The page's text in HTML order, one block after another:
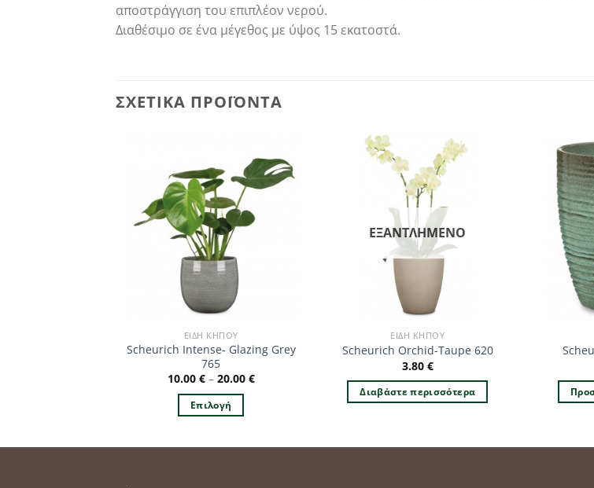
αποστράγγιση του επιπλέον νερού.
Διαθέσιμο σε ένα μέγεθος με ύψος 15 εκατοστά.
ΣΧΕΤΙΚΆ ΠΡΟΪΌΝΤΑ
ΕΊΔΗ ΚΉΠΟΥ
Scheurich Intense- Glazing Grey
765
10.00 €– 20.00 €
Επιλογή
ΕΞΑΝΤΛΗΜΈΝΟ
ΕΊΔΗ ΚΉΠΟΥ
Scheurich Orchid-Taupe 620
3.80 €
Διαβάστε περισσότερα